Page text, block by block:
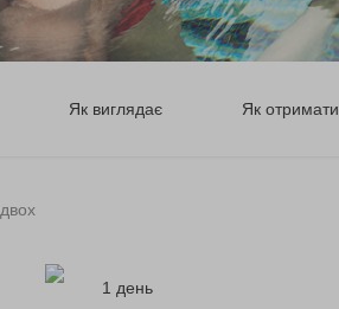
Як виглядає Як отримати
1 день